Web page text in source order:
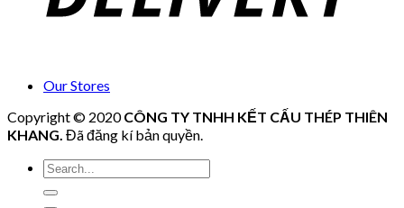
Our Stores
Copyright © 2020 CÔNG TY TNHH KẾT CẤU THÉP THIÊN
KHANG. Đã đăng kí bản quyền.
Tìm
kiếm: